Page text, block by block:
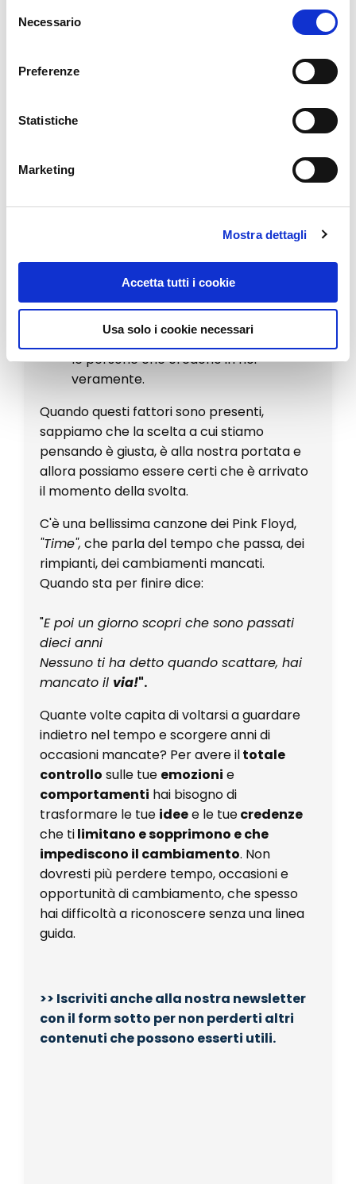
delNecessario
Preferenze
Statistiche
Marketing
Mostra dettagli
Accetta tutti i cookie
Usa solo i cookie necessari
cosa si basano delle buone scelte. I fattori
Aumentare autonomia di vita
raggiungere un più alto grado di
competenze
: una buona scelta è in
una sfida gestibile e non un ostacolo
insormontabile.
Essere condivisibile con altri
buone scelte sono quelle che
che oltre a fare felici noi, rendono felici
le persone che credono in noi
veramente.
Quando questi fattori sono presenti,
sappiamo che la scelta a cui stiamo
pensando è giusta, è alla nostra portata e
allora possiamo essere certi che è arrivato
il momento della svolta.
C'è una bellissima canzone dei Pink Floyd,
"Time", che parla del tempo che passa, dei
rimpianti, dei cambiamenti mancati.
Quando sta per finire dice:
"E poi un giorno scopri che sono passati
dieci anni
Nessuno ti ha detto quando scattare, hai
mancato il via!".
Quante volte capita di voltarsi a guardare
indietro nel tempo e scorgere anni di
occasioni mancate? Per avere iltotale
controllo sulle tue emozioni e
comportamenti hai bisogno di
trasformare le tue ideee le tuecredenze
che tilimitano e sopprimono e che
impediscono il cambiamento. Non
dovresti più perdere tempo, occasioni e
opportunità di cambiamento, che spesso
hai difficoltà a riconoscere senza una linea
guida.
>> Iscriviti anche alla nostra newsletter
con il form sotto per non perderti altri
contenuti che possono esserti utili.